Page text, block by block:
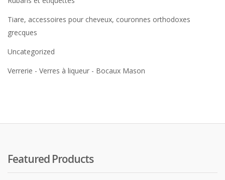
Tiare, accessoires pour cheveux, couronnes orthodoxes
grecques
Uncategorized
Verrerie - Verres à liqueur - Bocaux Mason
Featured Products